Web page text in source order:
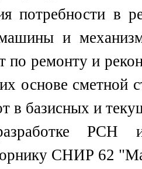
потребности в
и
по ремонту и
основе сметной
в базисных и
РСН
СНИР 62